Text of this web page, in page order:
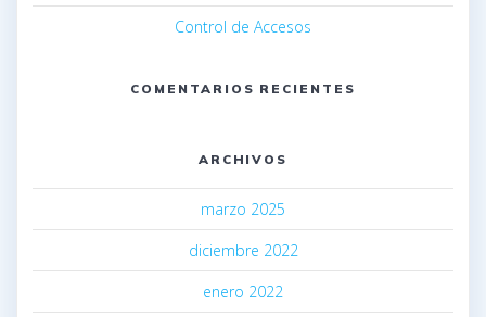
Control de Accesos
COMENTARIOS RECIENTES
ARCHIVOS
marzo 2025
diciembre 2022
enero 2022